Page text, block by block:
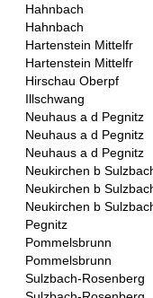
Hahnbach
Hahnbach
Hartenstein Mittelfr
Hartenstein Mittelfr
Hirschau Oberpf
Illschwang
Neuhaus a d Pegnitz
Neuhaus a d Pegnitz
Neuhaus a d Pegnitz
Neukirchen b
Neukirchen b
Neukirchen b
Pegnitz
Pommelsbrunn
Pommelsbrunn
Sulzbach-Rosenberg